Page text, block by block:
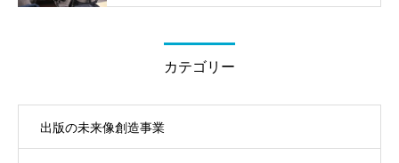
カテゴリー
出版の未来像創造事業